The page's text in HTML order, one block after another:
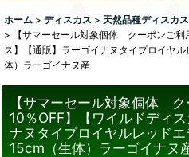
ホーム > ディスカス > 天然品種ディスカ
>
【サマーセール対象個体 クーポンご利
ス】【通販】ラーゴイナヌタイプロイヤ
体）ラーゴイナヌ産
【サマーセール対象個体
10％OFF】【ワイルドディ
ナヌタイプロイヤルレッドエ
15cm（生体）ラーゴイナヌ